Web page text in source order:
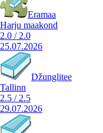
Eramaa
Harju maakond
2.0 / 2.0
25.07.2026
Džunglitee
Tallinn
2.5 / 2.5
29.07.2026